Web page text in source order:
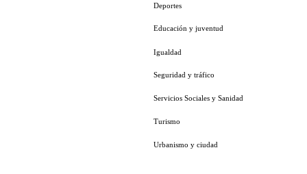
Deportes
Educación y juventud
Igualdad
Seguridad y tráfico
Servicios Sociales y Sanidad
Turismo
Urbanismo y ciudad